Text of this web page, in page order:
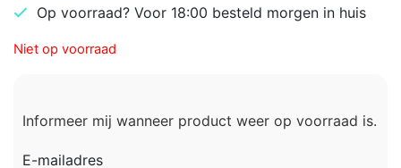
Op voorraad? Voor 18:00 besteld morgen in huis
Niet op voorraad
Informeer mij wanneer product weer op voorraad is.
E-mailadres